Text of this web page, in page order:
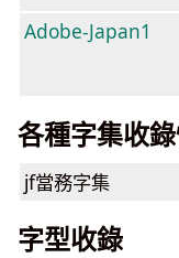
Adobe-Japan1
各種字集收
jf當務字集
字型收錄